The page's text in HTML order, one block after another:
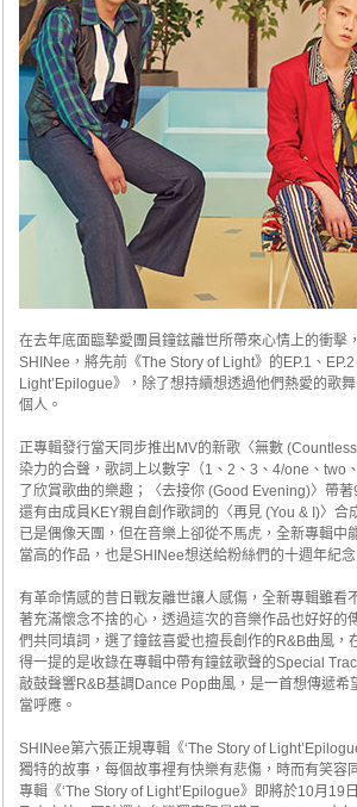
在去年底面臨摯愛團員鐘鉉離世所帶來心情上的衝
SHINee，將先前《The Story of Light》的EP.1、
Light’Epilogue》，除了想持續想透過他們熱愛的歌
個人。
正專輯發行當天同步推出MV的新歌〈無數
染力的合聲，歌詞上以數字（1、2、3、4/one、two
了欣賞歌曲的樂趣；〈去接你 (Good Evening)〉帶
還有由成員KEY親自創作歌詞的〈再見 (You & I)〉
已是偶像天團，但在音樂上卻從不馬虎，全新專輯
當高的作品，也是SHINee想送給粉絲們的十週年紀
有革命情感的昔日戰友離世讓人感傷，全新專輯雖
著充滿懷念不捨的心，透過這次的音樂作品也好好
們共同填詞，選了鐘鉉喜愛也擅長創作的R&B曲風
得一提的是收錄在專輯中帶有鐘鉉歌聲的Special
敲鼓聲響R&B基調Dance Pop曲風，是一首想傳遞
當呼應。
SHINee第六張正規專輯《‘The Story of
獨特的故事，每個故事裡有快樂有悲傷，時而有笑
專輯《‘The Story of Light’Epilogue》即將於10月